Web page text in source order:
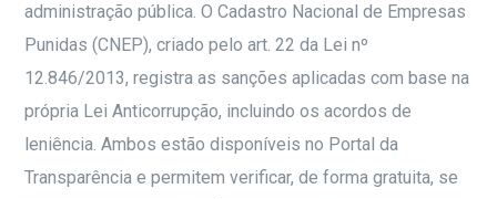
administração pública. O Cadastro Nacional de Empresas
Punidas (CNEP), criado pelo art. 22 da Lei nº
12.846/2013, registra as sanções aplicadas com base na
própria Lei Anticorrupção, incluindo os acordos de
leniência. Ambos estão disponíveis no Portal da
Transparência e permitem verificar, de forma gratuita, se